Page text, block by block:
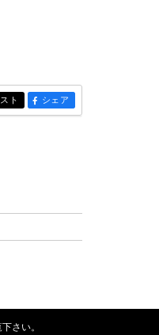
ト entry264
シェア
さい。